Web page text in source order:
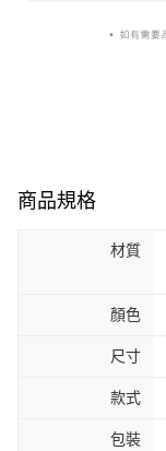
商品規格
材質
顏色
尺寸
款式
包裝